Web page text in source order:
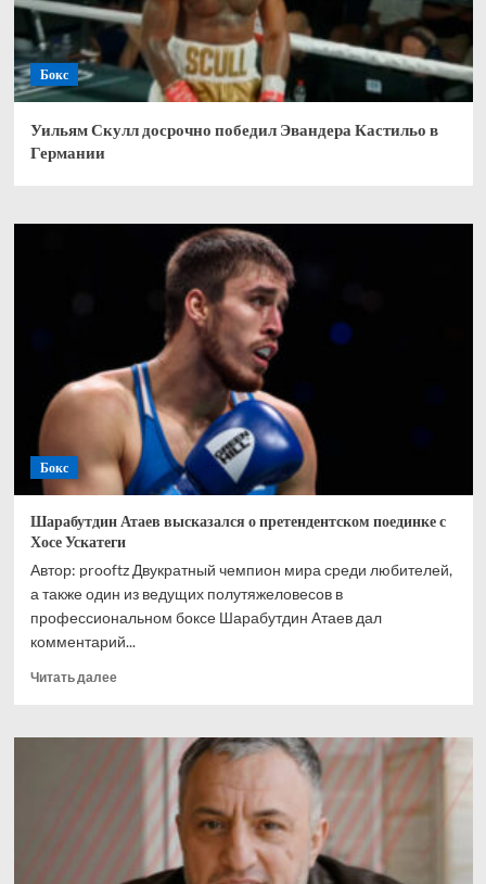
Бокс
Уильям Скулл досрочно победил Эвандера Кастильо в
Германии
Бокс
Шарабутдин Атаев высказался о претендентском поединке с
Хосе Ускатеги
Автор: prooftz Двукратный чемпион мира среди любителей,
а также один из ведущих полутяжеловесов в
профессиональном боксе Шарабутдин Атаев дал
комментарий...
Читать далееПрочитать
Шарабутдин
высказался
претендентском
Хосе